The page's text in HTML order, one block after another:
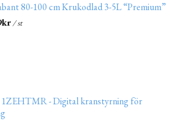
80-100 cm Krukodlad 3-5L “Premium”
kr/ st
1ZEHTMR - Digital kranstyrning för